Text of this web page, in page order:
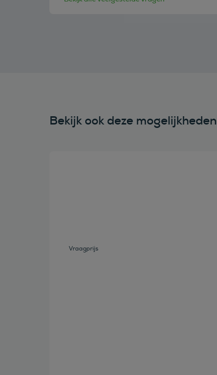
Bekijk ook deze
Vraagprijs